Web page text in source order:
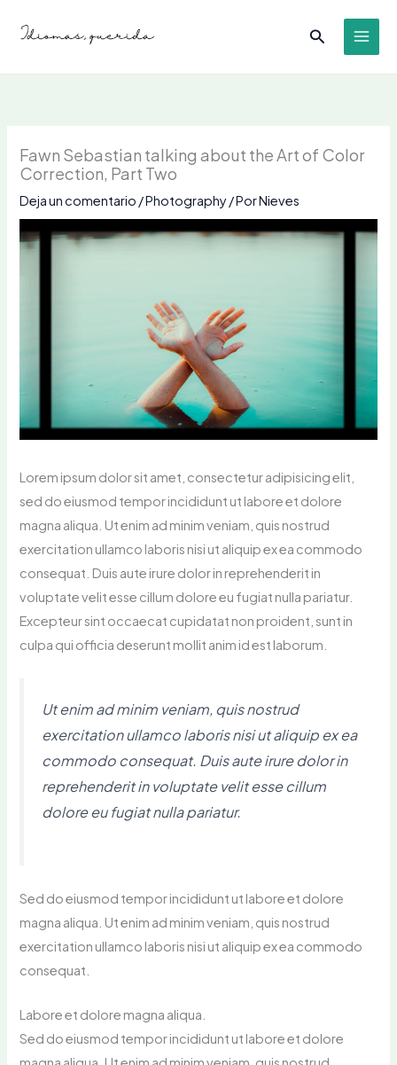
Buscar
Fawn Sebastian talking about the Art of Color
Correction, Part Two
Deja un comentario /Photography/ PorNieves
Lorem ipsum dolor sit amet, consectetur adipisicing elit,
sed do eiusmod tempor incididunt ut labore et dolore
magna aliqua. Ut enim ad minim veniam, quis nostrud
exercitation ullamco laboris nisi ut aliquip ex ea commodo
consequat. Duis aute irure dolor in reprehenderit in
voluptate velit esse cillum dolore eu fugiat nulla pariatur.
Excepteur sint occaecat cupidatat non proident, sunt in
culpa qui officia deserunt mollit anim id est laborum.
Ut enim ad minim veniam, quis nostrud
exercitation ullamco laboris nisi ut aliquip ex ea
commodo consequat. Duis aute irure dolor in
reprehenderit in voluptate velit esse cillum
dolore eu fugiat nulla pariatur.
Sed do eiusmod tempor incididunt ut labore et dolore
magna aliqua. Ut enim ad minim veniam, quis nostrud
exercitation ullamco laboris nisi ut aliquip ex ea commodo
consequat.
Labore et dolore magna aliqua.
Sed do eiusmod tempor incididunt ut labore et dolore